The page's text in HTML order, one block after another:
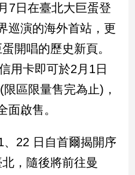
7日在臺北大巨蛋登
巡演的海外首站，更
開唱的歷史新頁。
用卡即可於2月1日
區限量售完為止)，
面啟售。
、22 日自首爾揭開序
，隨後將前往曼